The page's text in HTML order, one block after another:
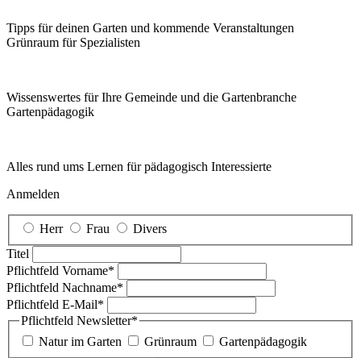
Tipps für deinen Garten und kommende Veranstaltungen
Grünraum für Spezialisten
Wissenswertes für Ihre Gemeinde und die Gartenbranche
Garten­pädagogik
Alles rund ums Lernen für pädagogisch Interessierte
Anmelden
Herr Frau
Divers
Titel
Pflichtfeld Vorname*
Pflichtfeld Nachname*
Pflichtfeld E-Mail*
Pflichtfeld Newsletter*
Natur im Garten
Grünraum
Gartenpädagogik